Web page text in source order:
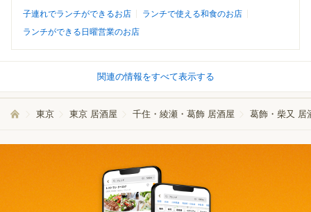
子連れでランチができるお店
ランチで使える和食のお店
ランチができる日曜営業のお店
関連の情報をすべて表示する
東京 東京 居酒屋 千住・綾瀬・葛飾 居酒屋 葛飾・柴又 居